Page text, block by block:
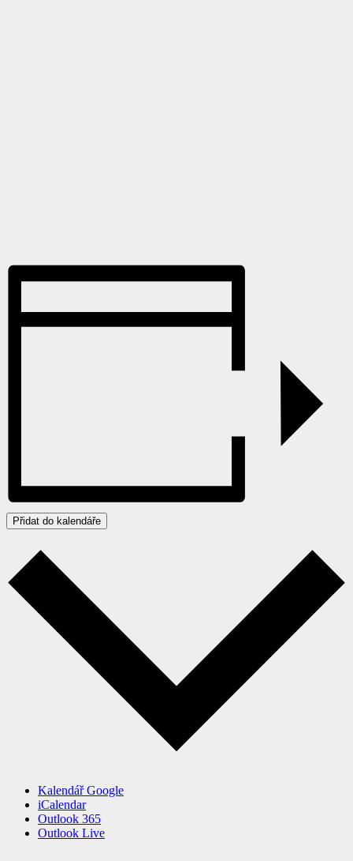
Přidat do kalendáře
Kalendář Google
iCalendar
Outlook 365
Outlook Live